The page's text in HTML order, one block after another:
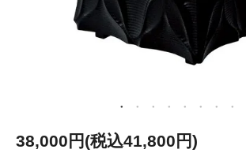
38,000円(税込41,800円)